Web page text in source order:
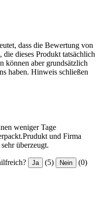
dass die Bewertung von
dieses Produkt tatsächlich
können aber grundsätzlich
haben. Hinweis schließen
weniger Tage
und Firma
überzeugt.
Ja (5) Nein (0)